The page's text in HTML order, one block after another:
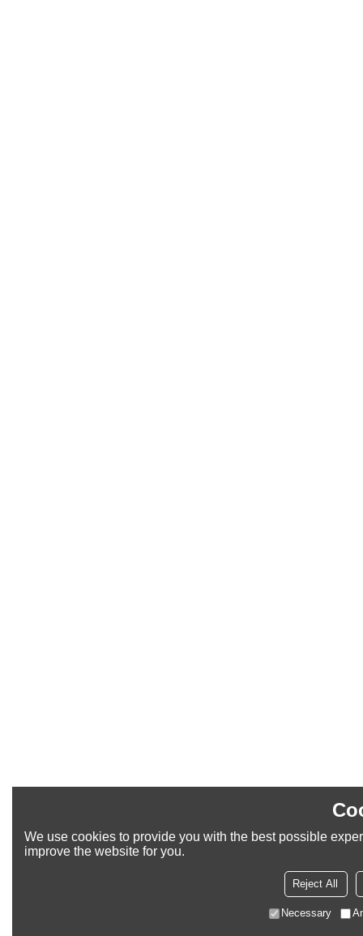
We use cookies to provide you with the best possible
improve the website for you.
Reject All
Necessary